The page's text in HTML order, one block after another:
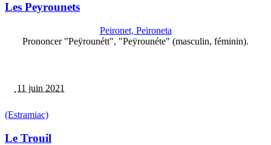
Les Peyrounets
Peironet, Peironeta
Prononcer "Peÿrounétt", "Peÿrounéte" (masculin, féminin).
11 juin 2021
(Estramiac)
Le Trouil